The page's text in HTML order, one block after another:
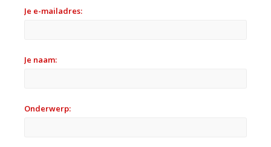
Je e-mailadres:
Je naam:
Onderwerp: